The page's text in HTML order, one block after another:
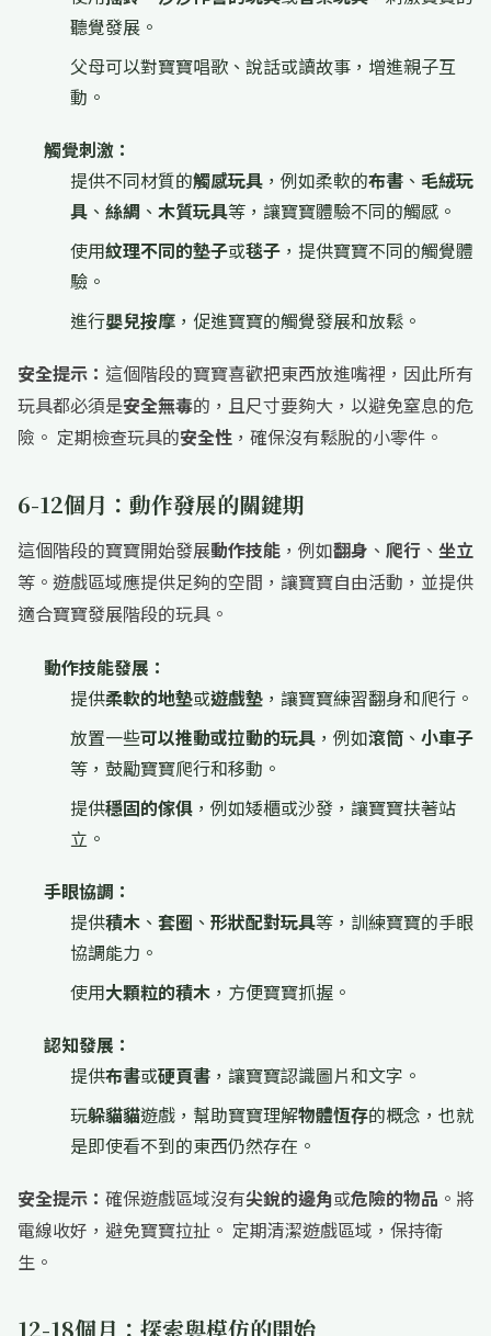
聽覺發展。
父母可以對寶寶唱歌、說話或讀故事，增進親子互
動。
觸覺刺激：
提供不同材質的觸感玩具 ，例如柔軟的布書 、 毛絨玩
具 、 絲綢 、 木質玩具等，讓寶寶體驗不同的觸感。
使用紋理不同的墊子或毯子 ，提供寶寶不同的觸覺體
驗。
進行嬰兒按摩 ，促進寶寶的觸覺發展和放鬆。
安全提示： 這個階段的寶寶喜歡把東西放進嘴裡，因此所有
玩具都必須是安全無毒的，且尺寸要夠大，以避免窒息的危
險。 定期檢查玩具的安全性 ，確保沒有鬆脫的小零件。
6-12個月：動作發展的關鍵期
這個階段的寶寶開始發展動作技能 ，例如翻身 、 爬行 、 坐立
等。遊戲區域應提供足夠的空間，讓寶寶自由活動，並提供
適合寶寶發展階段的玩具。
動作技能發展：
提供柔軟的地墊或遊戲墊 ，讓寶寶練習翻身和爬行。
放置一些可以推動或拉動的玩具 ，例如滾筒 、 小車子
等，鼓勵寶寶爬行和移動。
提供穩固的傢俱 ，例如矮櫃或沙發，讓寶寶扶著站
立。
手眼協調：
提供積木 、 套圈 、 形狀配對玩具等，訓練寶寶的手眼
協調能力。
使用大顆粒的積木 ，方便寶寶抓握。
認知發展：
提供布書或硬頁書 ，讓寶寶認識圖片和文字。
玩躲貓貓遊戲，幫助寶寶理解物體恆存的概念，也就
是即使看不到的東西仍然存在。
安全提示： 確保遊戲區域沒有尖銳的邊角或危險的物品 。將
電線收好，避免寶寶拉扯。 定期清潔遊戲區域，保持衛
生。
12-18個月：探索與模仿的開始